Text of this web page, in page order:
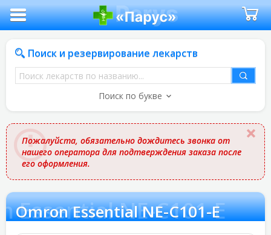
Поиск и резервирование лекарств
Поиск
лекарств
названию
Поиск по букве
Пожалуйста, обязательно дождитесь звонка от
нашего оператора для подтверждения заказа после
его оформления.
Essential NE-C101-E
Omron Essential NE-C101-E